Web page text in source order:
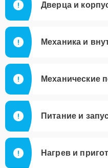
Дверца и
Механика и
Механические
Питание и
Нагрев и